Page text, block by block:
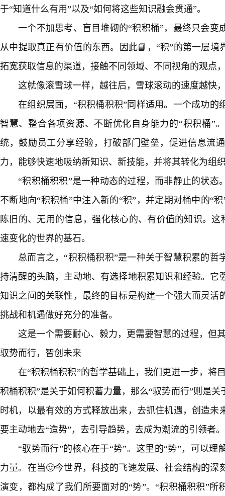
于“知道什么有用”以及“如何将这些知识融会贯通”。
一个不加思考、盲目堆砌的“积积桶”，最终只会变
从中提取真正有价值的东西。因此📘，“积”的第一层境
拓宽获取信息的渠道，接触不同领域、不同视角的观点
这就像滚雪球一样，越往后，雪球滚动的速度越快
在组织层面，“积积桶积积”同样适用。一个成功的
智慧、整合各项资源、不断优化自身能力的“积积桶”
统，鼓励员工分享经验，打破部门壁垒，促进信息流
力，能够快速地吸纳新知识、新技能，并将其转化为组
“积积桶积积”是一种动态的过程，而非静止的状态
不断地向“积积桶”中注入新的“积”，并定期对桶中的“
陈旧的、无用的信息，强化核心的、有价值的知识。这
速变化的世界的基石。
总而言之，“积积桶积积”是一种关于智慧积累的哲
持清醒的头脑，主动地、有选择地积累知识和经验。它
知识之间的关联性，最终的目标是构建一个强大而灵活
挑战和机遇做好充分的准备。
这是一个需要耐心、毅力，更需要智慧的过程，但
驭势而行，智创未来
在“积积桶积积”的哲学基础上，我们更进一步，将
积桶积积”是关于如何积蓄力量，那么“驭势而行”则是
时机，以最有效的方式释放出来，去抓住机遇，创造未
要主动地去“造势”，去引导趋势，去成为潮流的引领者。
“驭势而行”的核心在于“势”。这里的“势”，可以理
力量。在当🙂今世界，科技的飞速发展、社会结构的深
演变，都构成了我们所要面对的“势”。“积积桶积积”所